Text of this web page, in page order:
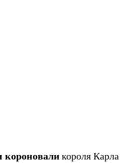
короновали короля Карла